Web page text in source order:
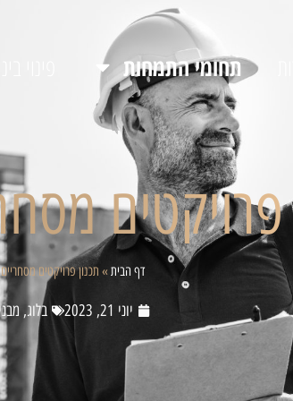
תחומי התמחות
דף הבית» תכנון פרויקטים מסחריים
יוני 21, 2023 בלוג,